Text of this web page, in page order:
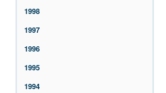
1998
1997
1996
1995
1994